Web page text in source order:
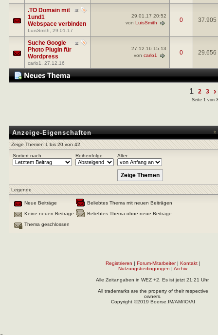
.TO Domain mit
1und1
Webspace verbinden
LuisSmith , 29.01.17
29.01.17 20:52
von LuisSmith 0 37.905
Suche Google
Photo Plugin für
Wordpress
carlo1 , 27.12.16
27.12.16 15:13
von carlo1 0 29.656
1 2 3 ›
Seite 1 von 3
Anzeige-Eigenschaften
Zeige Themen 1 bis 20 von 42
Sortiert nach Reihenfolge Alter
Legende
Neue Beiträge
Beliebtes Thema mit neuen Beiträgen
Keine neuen Beiträge
Beliebtes Thema ohne neue Beiträge
Thema geschlossen
Registrieren | Forum-Mitarbeiter| Kontakt|
Nutzungsbedingungen | Archiv
Alle Zeitangaben in WEZ +2. Es ist jetzt 21:21 Uhr.
All trademarks are the property of their respective
owners.
Copyright ©2019 Boerse.IM/AM/IO/AI